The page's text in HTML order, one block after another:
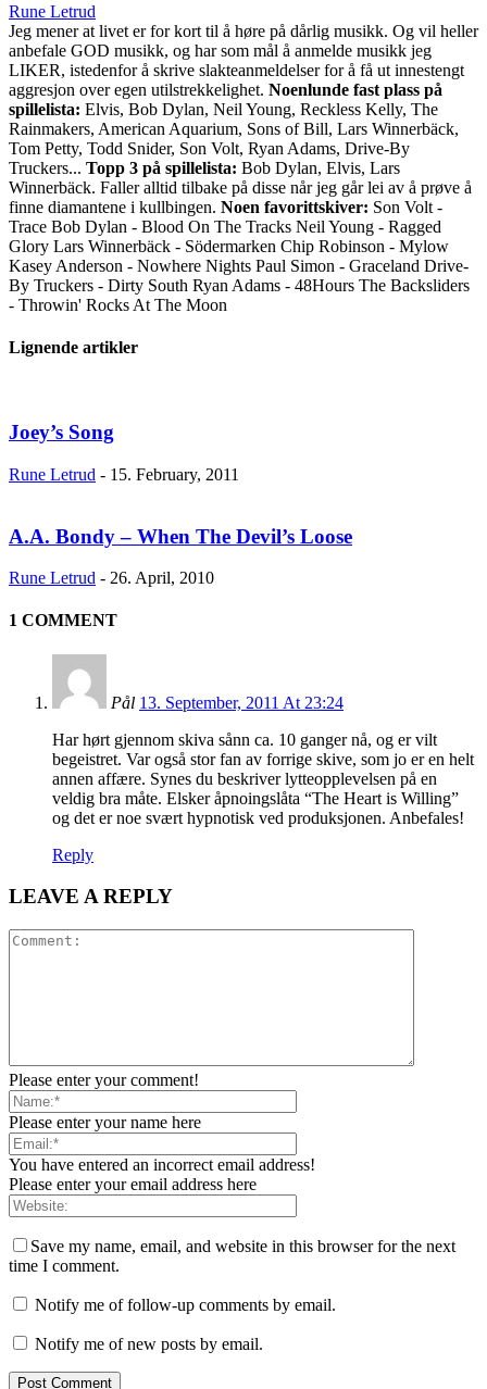
Rune Letrud
Jeg mener at livet er for kort til å høre på dårlig musikk. Og vil heller
anbefale GOD musikk, og har som mål å anmelde musikk jeg
LIKER, istedenfor å skrive slakteanmeldelser for å få ut innestengt
aggresjon over egen utilstrekkelighet. Noenlunde fast plass på
spillelista: Elvis, Bob Dylan, Neil Young, Reckless Kelly, The
Rainmakers, American Aquarium, Sons of Bill, Lars Winnerbäck,
Tom Petty, Todd Snider, Son Volt, Ryan Adams, Drive-By
Truckers... Topp 3 på spillelista: Bob Dylan, Elvis, Lars
Winnerbäck. Faller alltid tilbake på disse når jeg går lei av å prøve å
finne diamantene i kullbingen. Noen favorittskiver: Son Volt -
Trace Bob Dylan - Blood On The Tracks Neil Young - Ragged
Glory Lars Winnerbäck - Södermarken Chip Robinson - Mylow
Kasey Anderson - Nowhere Nights Paul Simon - Graceland Drive-
By Truckers - Dirty South Ryan Adams - 48Hours The Backsliders
- Throwin' Rocks At The Moon
Lignende artikler
Joey’s Song
Rune Letrud - 15. February, 2011
A.A. Bondy – When The Devil’s Loose
Rune Letrud - 26. April, 2010
1 COMMENT
Pål 13. September, 2011 At 23:24
Har hørt gjennom skiva sånn ca. 10 ganger nå, og er vilt
begeistret. Var også stor fan av forrige skive, som jo er en helt
annen affære. Synes du beskriver lytteopplevelsen på en
veldig bra måte. Elsker åpnoingslåta “The Heart is Willing”
og det er noe svært hypnotisk ved produksjonen. Anbefales!
Reply
LEAVE A REPLY
Please enter your comment!
Please enter your name here
You have entered an incorrect email address!
Please enter your email address here
Save my name, email, and website in this browser for the next
time I comment.
Notify me of follow-up comments by email.
Notify me of new posts by email.